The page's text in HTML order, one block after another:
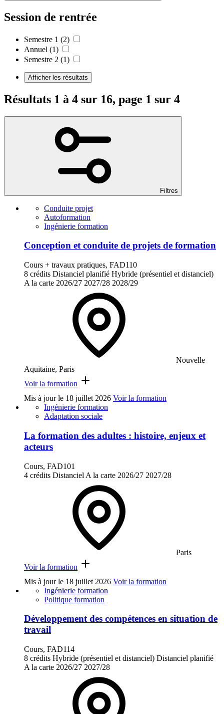
Session de rentrée
Semestre 1 (2)
Annuel (1)
Semestre 2 (1)
Afficher les résultats
Résultats 1 à 4 sur 16, page 1 sur 4
Filtres
Conduite projet
Autoformation
Ingénierie formation
Conception et conduite de projets de formation
Cours + travaux pratiques, FAD110
8 crédits Distanciel planifié Hybride (présentiel et distanciel)
A la carte 2026/27 2027/28 2028/29
Nouvelle
Aquitaine, Paris
Voir la formation
Mis à jour le 18 juillet 2026 Voir la formation
Ingénierie formation
Adaptation sociale
La formation des adultes : histoire, enjeux et
acteurs
Cours, FAD101
4 crédits Distanciel A la carte 2026/27 2027/28
Paris
Voir la formation
Mis à jour le 18 juillet 2026 Voir la formation
Ingénierie formation
Politique formation
Développement des compétences en situation de
travail
Cours, FAD114
8 crédits Hybride (présentiel et distanciel) Distanciel planifié
A la carte 2026/27 2027/28